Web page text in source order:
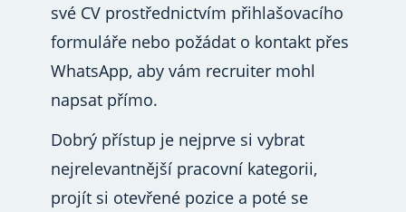
své CV prostřednictvím přihlašovacího
formuláře nebo požádat o kontakt přes
WhatsApp, aby vám recruiter mohl
napsat přímo.
Dobrý přístup je nejprve si vybrat
nejrelevantnější pracovní kategorii,
projít si otevřené pozice a poté se